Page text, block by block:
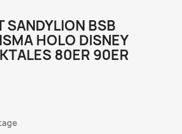
SANDYLION BSB
HOLO DISNEY
80ER 90ER